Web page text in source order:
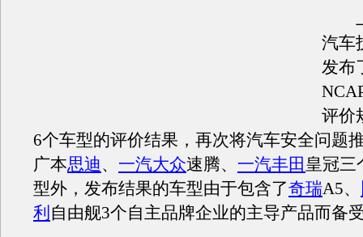
上
汽车
发布
评价
6个车型的评价结果，再次将汽车安全问题
广本思迪、 一汽大众速腾、 一汽丰田 皇冠三
型外，发布结果的车型由于包含了奇瑞A5、
利 自由舰3个自主品牌企业的主导产品而备